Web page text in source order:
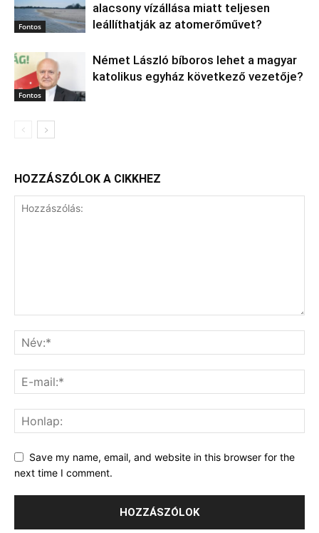
Fontos
alacsony vízállása miatt teljesen
leállíthatják az atomerőművet?
Fontos
Német László bíboros lehet a magyar
katolikus egyház következő vezetője?
HOZZÁSZÓLOK A CIKKHEZ
Save my name, email, and website in this browser for the
next time I comment.